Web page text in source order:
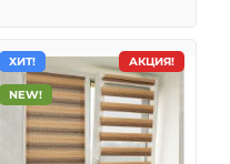
АКЦИЯ!
ХИТ!
NEW!